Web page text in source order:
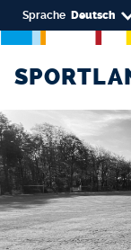
Sprache Deutsch